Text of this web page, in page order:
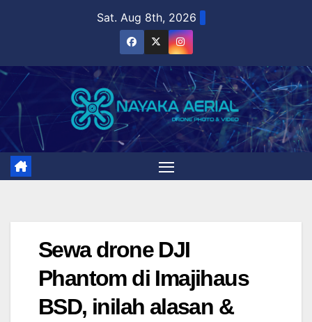
Sat. Aug 8th, 2026
Sewa drone DJI
Phantom di Imajihaus
BSD, inilah alasan &